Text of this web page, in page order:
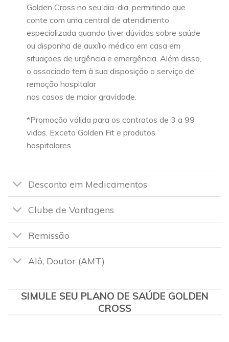
Golden Cross no seu dia-dia, permitindo que
conte com uma central de atendimento
especializada quando tiver dúvidas sobre saúde
ou disponha de auxílio médico em casa em
situações de urgência e emergência. Além disso,
o associado tem à sua disposição o serviço de
remoção hospitalar
nos casos de maior gravidade.
*Promoção válida para os contratos de 3 a 99
vidas. Exceto Golden Fit e produtos
hospitalares.
Desconto em Medicamentos
Clube de Vantagens
Remissão
Alô, Doutor (AMT)
SIMULE SEU PLANO DE SAÚDE GOLDEN
CROSS